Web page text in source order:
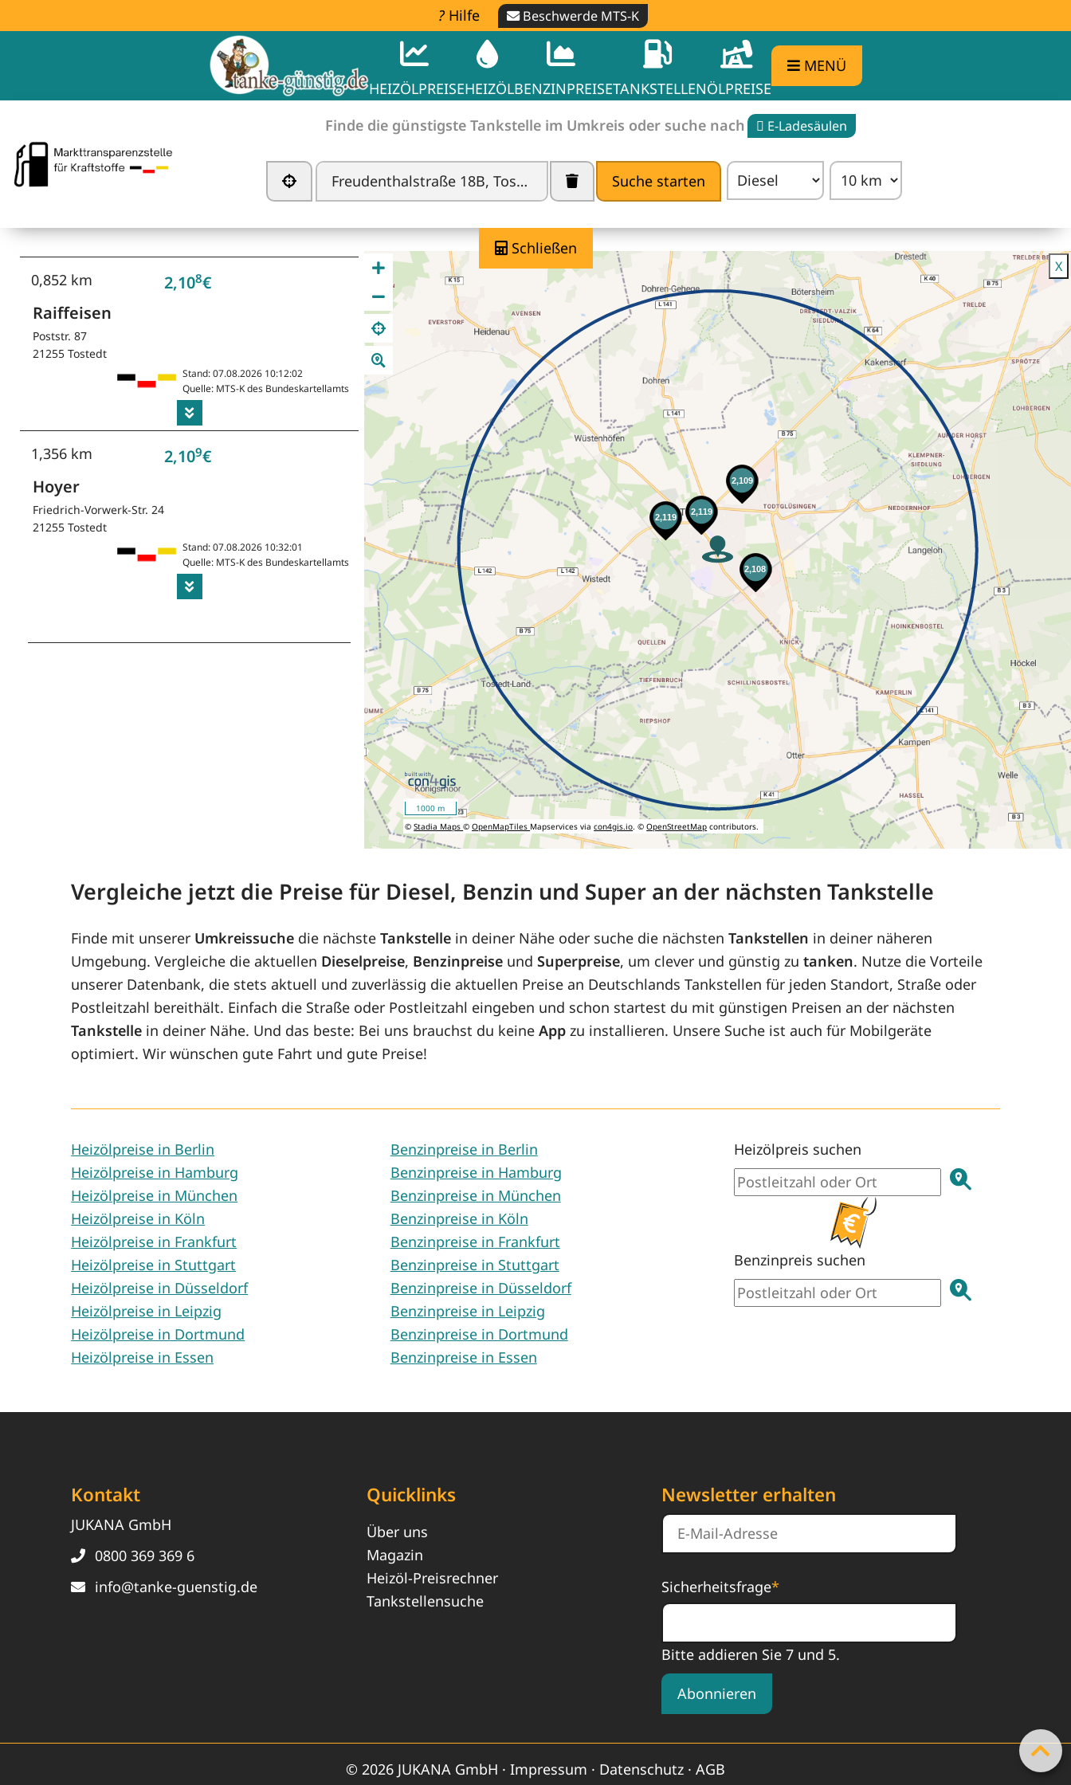
Hilfe Beschwerde MTS-K
HEIZÖLPREISEHEIZÖLBENZINPREISETANKSTELLENÖLPREISE
MENÜ
Finde die günstigste Tankstelle im Umkreis oder suche nach E-Ladesäulen
Suche starten
Schließen
Tankstelle in der Nähe finden -Spritpreise vergleichen
0,852 km 2,108€
Raiffeisen
Poststr. 87
21255 Tostedt
Stand: 07.08.2026 10:12:02
Quelle: MTS-K des Bundeskartellamts
1,356 km 2,109€
Hoyer
Friedrich-Vorwerk-Str. 24
21255 Tostedt
Stand: 07.08.2026 10:32:01
Quelle: MTS-K des Bundeskartellamts
0,727 km 2,11 €
Kastanienallee 17-19
21255 Tostedt
Stand: 07.08.2026 08:36:01
Quelle: MTS-K des Bundeskartellamts
1,151 km 2,119€
UNTER DEN LINDEN 42
Stand: 07.08.2026 08:56:02
Quelle: MTS-K des Bundeskartellamts
1000 m
© Stadia Maps© OpenMapTiles Mapservices viacon4gis.io. ©OpenStreetMap contributors.
X
Vergleiche jetzt die Preise für Diesel, Benzin und Super an der nächsten Tankstelle
Finde mit unserer Umkreissuche die nächsteTankstelle in deiner Nähe oder suche die nächstenTankstellen in deiner näheren
Umgebung. Vergleiche die aktuellen Dieselpreise, Benzinpreise undSuperpreise, um clever und günstig zutanken. Nutze die Vorteile
unserer Datenbank, die stets aktuell und zuverlässig die aktuellen Preise an Deutschlands Tankstellen für jeden Standort, Straße oder
Postleitzahl bereithält. Einfach die Straße oder Postleitzahl eingeben und schon startest du mit günstigen Preisen an der nächsten
Tankstelle in deiner Nähe. Und das beste: Bei uns brauchst du keineApp zu installieren. Unsere Suche ist auch für Mobilgeräte
optimiert. Wir wünschen gute Fahrt und gute Preise!
Heizölpreise in Berlin
Heizölpreise in Hamburg
Heizölpreise in München
Heizölpreise in Köln
Heizölpreise in Frankfurt
Heizölpreise in Stuttgart
Heizölpreise in Düsseldorf
Heizölpreise in Leipzig
Heizölpreise in Dortmund
Heizölpreise in Essen
Benzinpreise in Berlin
Benzinpreise in Hamburg
Benzinpreise in München
Benzinpreise in Köln
Benzinpreise in Frankfurt
Benzinpreise in Stuttgart
Benzinpreise in Düsseldorf
Benzinpreise in Leipzig
Benzinpreise in Dortmund
Benzinpreise in Essen
Heizölpreis suchen
Benzinpreis suchen
Kontakt
JUKANA GmbH
0800 369 369 6
info@tanke-guenstig.de
Quicklinks
Über uns
Magazin
Heizöl-Preisrechner
Tankstellensuche
Newsletter erhalten
Sicherheitsfrage*
Bitte addieren Sie 7 und 5.
Abonnieren
© 2026 JUKANA GmbH · Impressum · Datenschutz· AGB